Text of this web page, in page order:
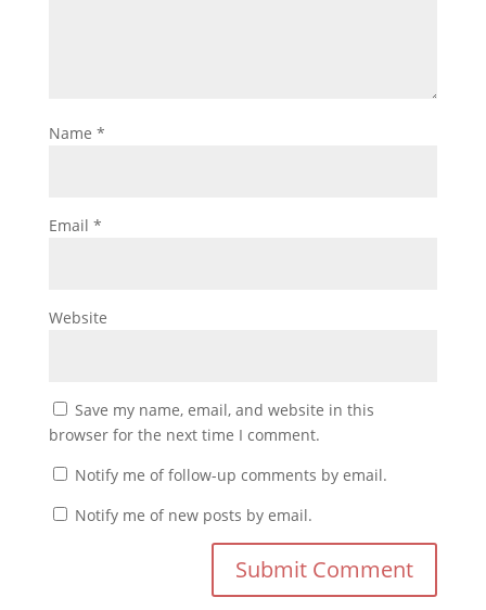
Name *
Email *
Website
Save my name, email, and website in this
browser for the next time I comment.
Notify me of follow-up comments by email.
Notify me of new posts by email.